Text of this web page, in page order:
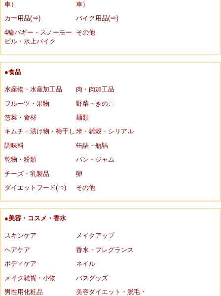
車）
車）
カー用品(⇒)
バイク用品(⇒)
4輪バギー・スノーモー
ビル・水上バイク
その他
●食品
水産物・水産加工品
肉・肉加工品
フルーツ・果物
野菜・きのこ
惣菜・食材
麺類
キムチ・漬け物・梅干し 米・雑穀・シリアル
調味料
缶詰・瓶詰
乾物・粉類
パン・ジャム
チーズ・乳製品
卵
ダイエットフード(⇒)
その他
●美容・コスメ・香水
スキンケア
メイクアップ
ヘアケア
香水・フレグランス
ボディケア
ネイル
メイク雑貨・小物
バスグッズ
男性用化粧品
美容ダイエット・脱毛・